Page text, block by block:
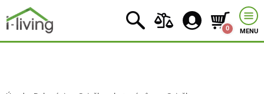
0 MENU